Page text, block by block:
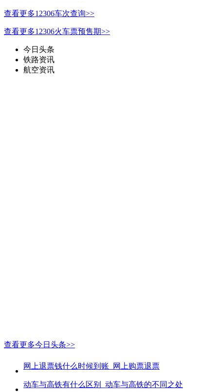
查看更多12306车次查询>>
查看更多12306火车票预售期>>
今日头条
铁路资讯
航空资讯
查看更多今日头条>>
网上退票钱什么时候到账_网上购票退票
动车与高铁有什么区别_动车与高铁的不同之处